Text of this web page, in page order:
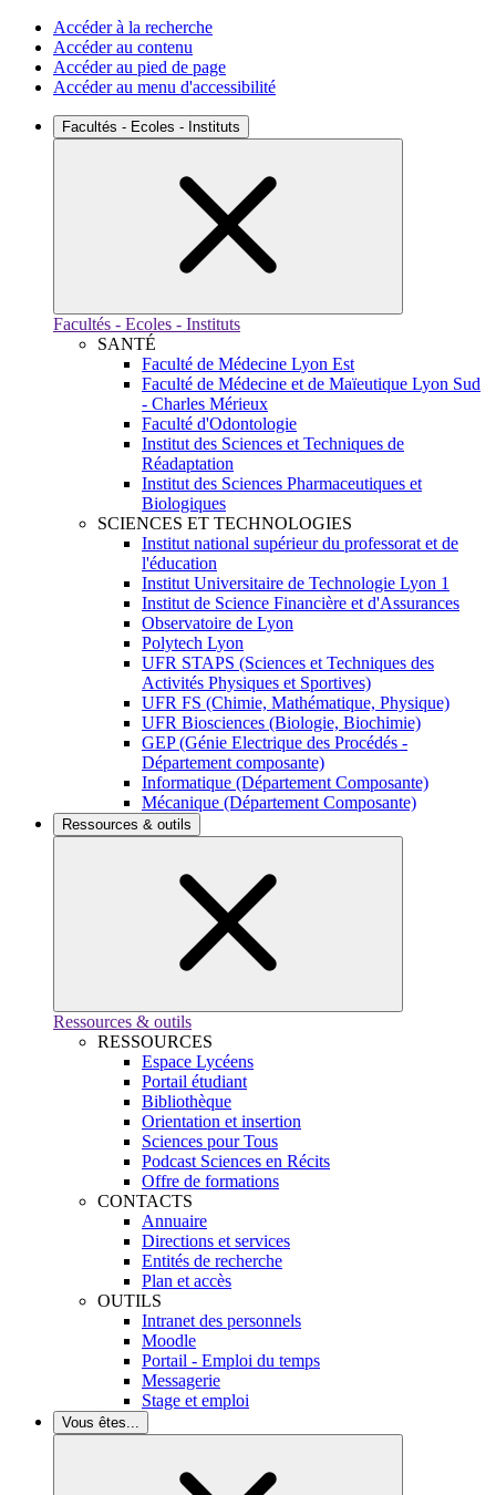
Accéder à la recherche
Accéder au contenu
Accéder au pied de page
Accéder au menu d'accessibilité
Facultés - Ecoles - Instituts
Facultés - Ecoles - Instituts
SANTÉ
Faculté de Médecine Lyon Est
Faculté de Médecine et de Maïeutique Lyon Sud
- Charles Mérieux
Faculté d'Odontologie
Institut des Sciences et Techniques de
Réadaptation
Institut des Sciences Pharmaceutiques et
Biologiques
SCIENCES ET TECHNOLOGIES
Institut national supérieur du professorat et de
l'éducation
Institut Universitaire de Technologie Lyon 1
Institut de Science Financière et d'Assurances
Observatoire de Lyon
Polytech Lyon
UFR STAPS (Sciences et Techniques des
Activités Physiques et Sportives)
UFR FS (Chimie, Mathématique, Physique)
UFR Biosciences (Biologie, Biochimie)
GEP (Génie Electrique des Procédés -
Département composante)
Informatique (Département Composante)
Mécanique (Département Composante)
Ressources & outils
Ressources & outils
RESSOURCES
Espace Lycéens
Portail étudiant
Bibliothèque
Orientation et insertion
Sciences pour Tous
Podcast Sciences en Récits
Offre de formations
CONTACTS
Annuaire
Directions et services
Entités de recherche
Plan et accès
OUTILS
Intranet des personnels
Moodle
Portail - Emploi du temps
Messagerie
Stage et emploi
Vous êtes...